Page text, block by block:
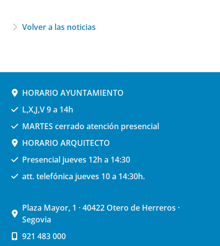
Volver a las noticias
HORARIO AYUNTAMIENTO
L,X,J,V 9 a 14h
MARTES cerrado atención presencial
HORARIO ARQUITECTO
Presencial jueves 12h a 14:30
att. telefónica jueves 10 a 14:30h.
Plaza Mayor, 1 · 40422 Otero de Herreros ·
Segovia
921 483 000